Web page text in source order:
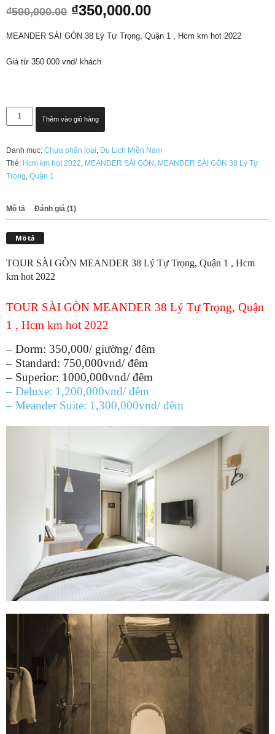
đánh giá
₫500,000.00 Giá
là:
₫350,000.00Giá
tại
MEANDER SÀI GÒN 38 Lý Tự Trọng, Quận 1 , Hcm km hot 2022
Giá từ 350 000 vnd/ khách
TOUR
SÀI
MEANDER
KM
HOT
Thêm vào giỏ hàng
Danh mục: Chưa phân loại Du Lịch Miền Nam
Thẻ: Hcm km hot 2022 MEANDER SÀI GÒN MEANDER SÀI GÒN 38 Lý Tự
Trọng Quận 1
Mô tả Đánh giá (1)
Mô tả
TOUR SÀI GÒN MEANDER 38 Lý Tự Trọng, Quận 1 , Hcm
km hot 2022
TOUR SÀI GÒN MEANDER 38 Lý Tự Trọng, Quận
1 , Hcm km hot 2022
– Dorm: 350,000/ giường/ đêm
– Standard: 750,000vnd/ đêm
– Superior: 1000,000vnd/ đêm
– Deluxe: 1,200,000vnd/ đêm
– Meander Suite: 1,300,000vnd/ đêm